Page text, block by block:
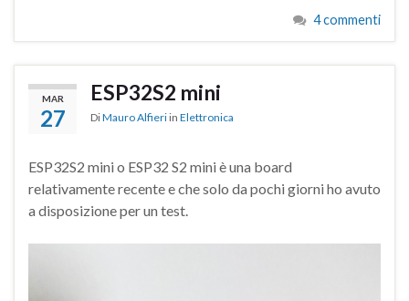
4 commenti
MAR
27
ESP32S2 mini
DiMauro Alfieri in Elettronica
ESP32S2 mini o ESP32 S2 mini è una board
relativamente recente e che solo da pochi giorni ho avuto
a disposizione per un test.